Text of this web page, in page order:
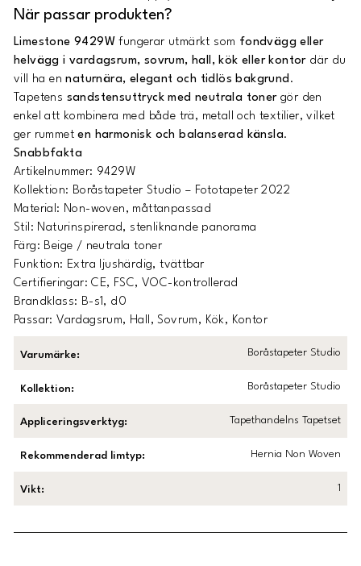
När passar produkten?
Limestone 9429W fungerar utmärkt som fondvägg eller
helvägg i vardagsrum, sovrum, hall, kök eller kontordär du
vill ha ennaturnära, elegant och tidlös bakgrund .
Tapetens sandstensuttryck med neutrala tonergör den
enkel att kombinera med både trä, metall och textilier, vilket
ger rummeten harmonisk och balanserad känsla.
Snabbfakta
Artikelnummer: 9429W
Kollektion: Boråstapeter Studio – Fototapeter 2022
Material: Non-woven, måttanpassad
Stil: Naturinspirerad, stenliknande panorama
Färg: Beige / neutrala toner
Funktion: Extra ljushärdig, tvättbar
Certifieringar: CE, FSC, VOC-kontrollerad
Brandklass: B-s1, d0
Passar: Vardagsrum, Hall, Sovrum, Kök, Kontor
Varumärke: Boråstapeter Studio
Kollektion: Boråstapeter Studio
Appliceringsverktyg: Tapethandelns Tapetset
Rekommenderad limtyp: Hernia Non Woven
Vikt: 1